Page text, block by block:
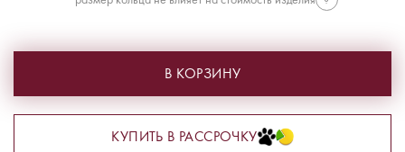
В КОРЗИНУ
КУПИТЬ В РАССРОЧКУ